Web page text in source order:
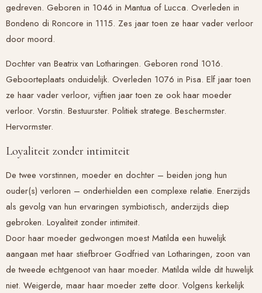
gedreven. Geboren in 1046 in Mantua of Lucca. Overleden in
Bondeno di Roncore in 1115. Zes jaar toen ze haar vader verloor
door moord.
Dochter van Beatrix van Lotharingen. Geboren rond 1016.
Geboorteplaats onduidelijk. Overleden 1076 in Pisa. Elf jaar toen
ze haar vader verloor, vijftien jaar toen ze ook haar moeder
verloor. Vorstin. Bestuurster. Politiek stratege. Beschermster.
Hervormster.
Loyaliteit zonder intimiteit
De twee vorstinnen, moeder en dochter – beiden jong hun
ouder(s) verloren – onderhielden een complexe relatie. Enerzijds
als gevolg van hun ervaringen symbiotisch, anderzijds diep
gebroken. Loyaliteit zonder intimiteit.
Door haar moeder gedwongen moest Matilda een huwelijk
aangaan met haar stiefbroer Godfried van Lotharingen, zoon van
de tweede echtgenoot van haar moeder. Matilda wilde dit huwelijk
niet. Weigerde, maar haar moeder zette door. Volgens kerkelijk